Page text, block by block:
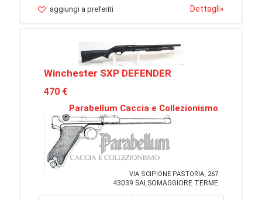
aggiungi a preferiti Dettagli»
Winchester SXP DEFENDER
470 €
Parabellum Caccia e Collezionismo
VIA SCIPIONE PASTORIA, 267
43039 SALSOMAGGIORE TERME